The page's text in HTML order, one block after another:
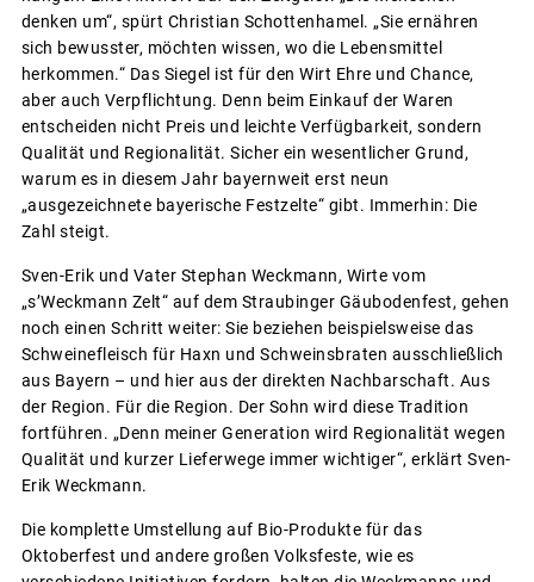
denken um“, spürt Christian Schottenhamel. „Sie ernähren
sich bewusster, möchten wissen, wo die Lebensmittel
herkommen.“ Das Siegel ist für den Wirt Ehre und Chance,
aber auch Verpflichtung. Denn beim Einkauf der Waren
entscheiden nicht Preis und leichte Verfügbarkeit, sondern
Qualität und Regionalität. Sicher ein wesentlicher Grund,
warum es in diesem Jahr bayernweit erst neun
„ausgezeichnete bayerische Festzelte“ gibt. Immerhin: Die
Zahl steigt.
Sven-Erik und Vater Stephan Weckmann, Wirte vom
„s’Weckmann Zelt“ auf dem Straubinger Gäubodenfest, gehen
noch einen Schritt weiter: Sie beziehen beispielsweise das
Schweinefleisch für Haxn und Schweinsbraten ausschließlich
aus Bayern – und hier aus der direkten Nachbarschaft. Aus
der Region. Für die Region. Der Sohn wird diese Tradition
fortführen. „Denn meiner Generation wird Regionalität wegen
Qualität und kurzer Lieferwege immer wichtiger“, erklärt Sven-
Erik Weckmann.
Die komplette Umstellung auf Bio-Produkte für das
Oktoberfest und andere großen Volksfeste, wie es